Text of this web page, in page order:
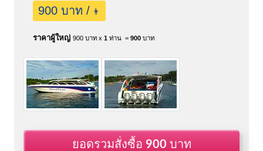
900 บาท / 👨
ราคาผู้ใหญ่ 900 บาท x 1 ท่าน = 900 บาท
ยอดรวมสั่งซื้อ 900 บาท